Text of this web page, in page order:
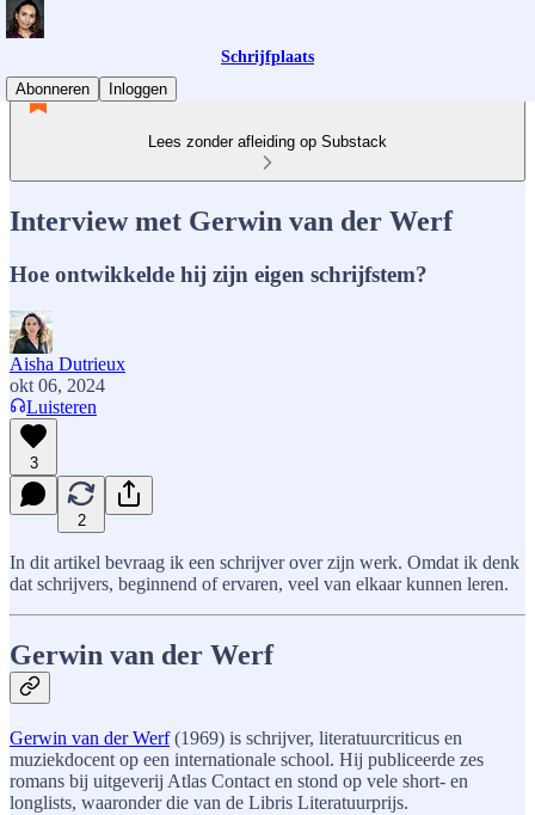
Schrijfplaats
Abonneren
Inloggen
Lees zonder afleiding op Substack
Interview met Gerwin van der Werf
Hoe ontwikkelde hij zijn eigen schrijfstem?
Aisha Dutrieux
okt 06, 2024
Luisteren
3
2
In dit artikel bevraag ik een schrijver over zijn werk. Omdat ik denk
dat schrijvers, beginnend of ervaren, veel van elkaar kunnen leren.
Gerwin van der Werf
Gerwin van der Werf(1969) is schrijver, literatuurcriticus en
muziekdocent op een internationale school. Hij publiceerde zes
romans bij uitgeverij Atlas Contact en stond op vele short- en
longlists, waaronder die van de Libris Literatuurprijs.